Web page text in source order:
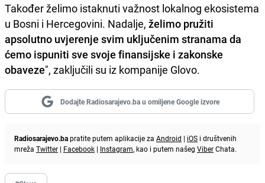
Također želimo istaknuti važnost lokalnog ekosistema
u Bosni i Hercegovini. Nadalje, želimo pružiti
apsolutno uvjerenje svim uključenim stranama da
ćemo ispuniti sve svoje finansijske i zakonske
obaveze", zaključili su iz kompanije Glovo.
Dodajte Radiosarajevo.ba u omiljene Google izvore
Radiosarajevo.bapratite putem aplikacije za Android | iOS i društvenih
mreža Twitter | Facebook | Instagram, kao i putem našeg ViberChata.